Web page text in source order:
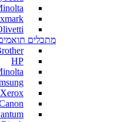
מתכלים
HP
Xerox